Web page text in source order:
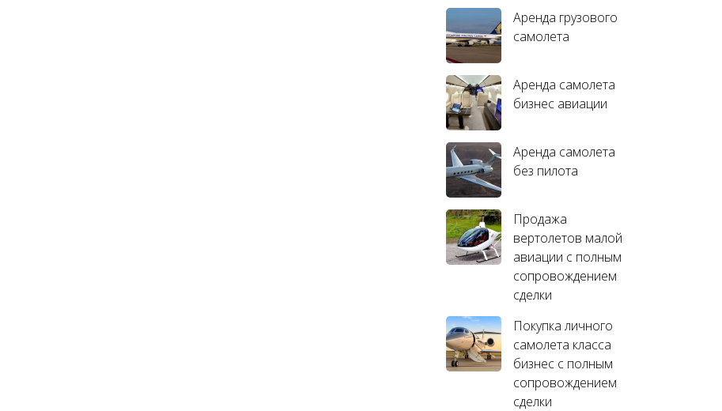
Аренда грузового
самолета
Аренда самолета
бизнес авиации
Аренда самолета
без пилота
Продажа
вертолетов малой
авиации с полным
сопровождением
сделки
Покупка личного
самолета класса
бизнес с полным
сопровождением
сделки